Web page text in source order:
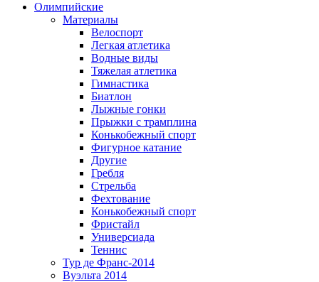
Олимпийские
Материалы
Велоспорт
Легкая атлетика
Водные виды
Тяжелая атлетика
Гимнастика
Биатлон
Лыжные гонки
Прыжки с трамплина
Конькобежный спорт
Фигурное катание
Другие
Гребля
Стрельба
Фехтование
Конькобежный спорт
Фристайл
Универсиада
Теннис
Тур де Франс-2014
Вуэльта 2014